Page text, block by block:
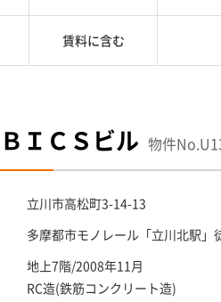
賃料に含む
ＢＩＣＳビル 物件
立川市高松町3-14-13
多摩都市モノレール「立川北駅 」
地上7階/2008年11月
RC造(鉄筋コンクリート造)